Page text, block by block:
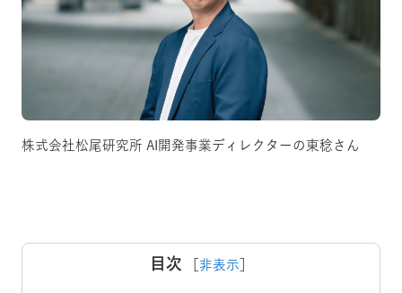
株式会社松尾研究所 AI開発事業ディレクターの東稔さん
目次 非表示